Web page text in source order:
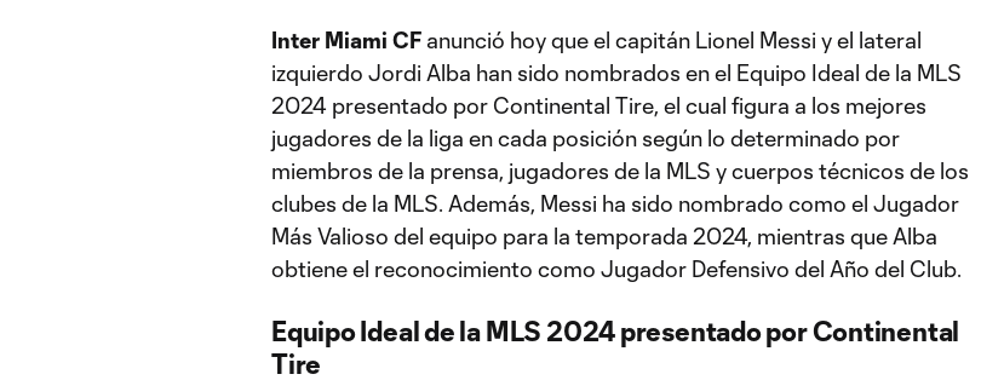
Inter Miami CF anunció hoy que el capitán Lionel Messi y el lateral
izquierdo Jordi Alba han sido nombrados en el Equipo Ideal de la MLS
2024 presentado por Continental Tire, el cual figura a los mejores
jugadores de la liga en cada posición según lo determinado por
miembros de la prensa, jugadores de la MLS y cuerpos técnicos de los
clubes de la MLS. Además, Messi ha sido nombrado como el Jugador
Más Valioso del equipo para la temporada 2024, mientras que Alba
obtiene el reconocimiento como Jugador Defensivo del Año del Club.
Equipo Ideal de la MLS 2024 presentado por Continental
Tire